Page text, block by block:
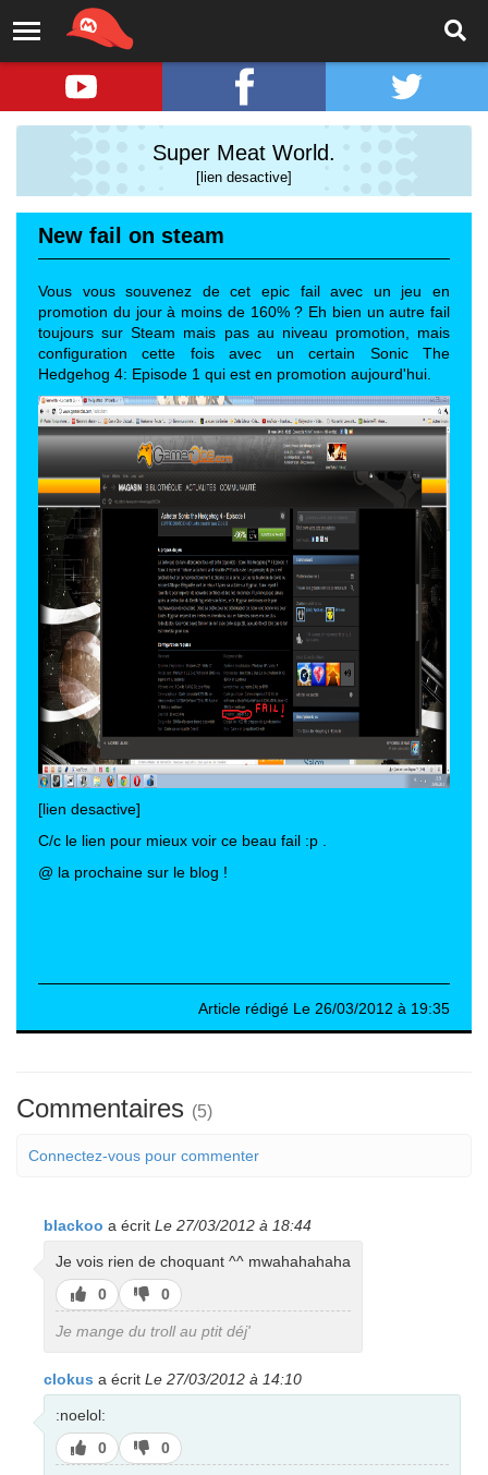
Super Meat World.
[lien desactive]
New fail on steam
Vous vous souvenez de cet epic fail avec un jeu en
promotion du jour à moins de 160% ? Eh bien un autre fail
toujours sur Steam mais pas au niveau promotion, mais
configuration cette fois avec un certain Sonic The
Hedgehog 4: Episode 1 qui est en promotion aujourd'hui.
[lien desactive]
C/c le lien pour mieux voir ce beau fail :p .
@ la prochaine sur le blog !
Article rédigé Le 26/03/2012 à 19:35
Commentaires (5)
Connectez-vous pour commenter
blackoo a écrit Le 27/03/2012 à 18:44
Je vois rien de choquant ^^ mwahahahaha
J’aime
0
J’aime
pas
0
Je mange du troll au ptit déj'
clokus a écrit Le 27/03/2012 à 14:10
:noelol:
J’aime
0
J’aime
pas
0